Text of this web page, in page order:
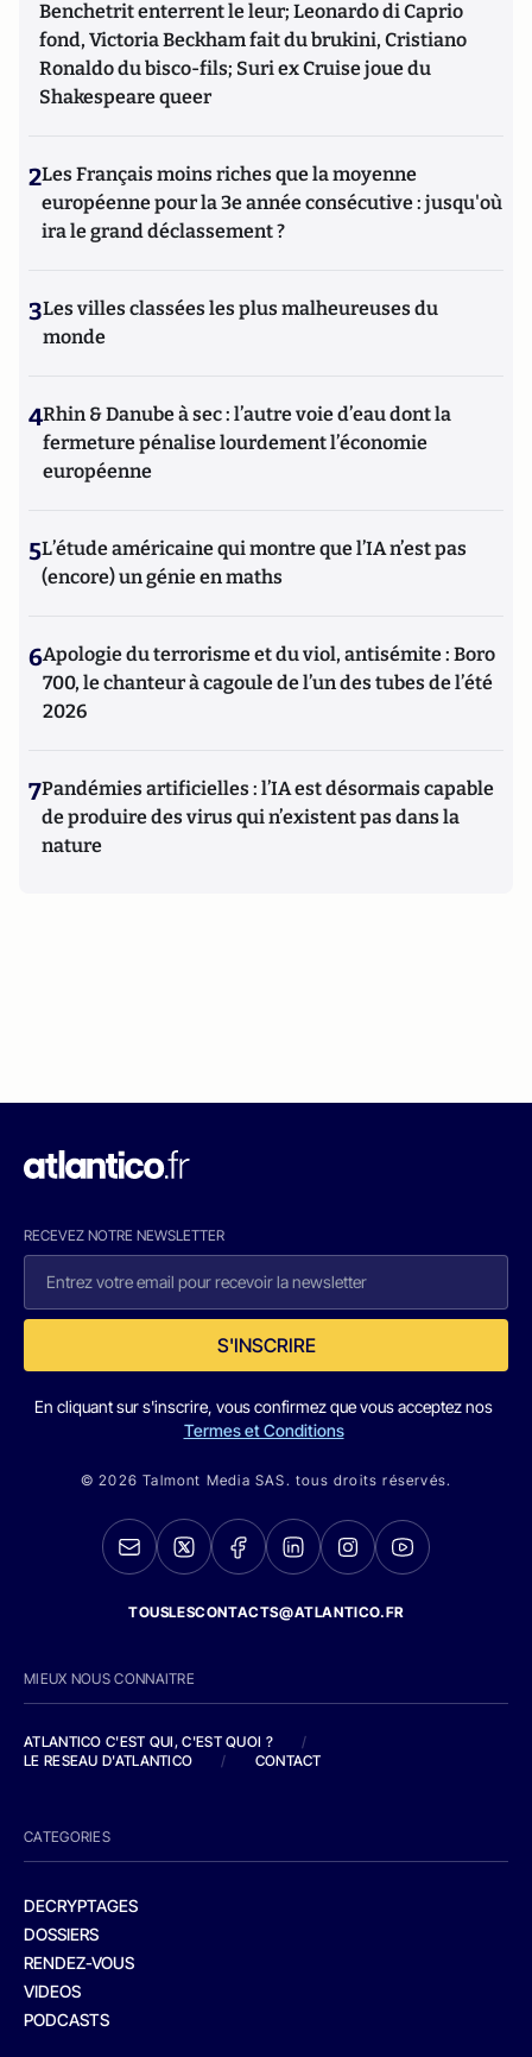
Benchetrit enterrent le leur; Leonardo di Caprio
fond, Victoria Beckham fait du brukini, Cristiano
Ronaldo du bisco-fils; Suri ex Cruise joue du
Shakespeare queer
2Les Français moins riches que la moyenne
européenne pour la 3e année consécutive : jusqu'où
ira le grand déclassement ?
3Les villes classées les plus malheureuses du
monde
4Rhin & Danube à sec : l’autre voie d’eau dont la
fermeture pénalise lourdement l’économie
européenne
5L’étude américaine qui montre que l’IA n’est pas
(encore) un génie en maths
6Apologie du terrorisme et du viol, antisémite : Boro
700, le chanteur à cagoule de l’un des tubes de l’été
2026
7Pandémies artificielles : l’IA est désormais capable
de produire des virus qui n’existent pas dans la
nature
RECEVEZ NOTRE NEWSLETTER
S'INSCRIRE
En cliquant sur s'inscrire, vous confirmez que vous acceptez nos
Termes et Conditions
© 2026 Talmont Media SAS. tous droits réservés.
TOUSLESCONTACTS@ATLANTICO.FR
MIEUX NOUS CONNAITRE
ATLANTICO C'EST QUI, C'EST QUOI ?
/
LE RESEAU D'ATLANTICO
/ CONTACT
CATEGORIES
DECRYPTAGES
DOSSIERS
RENDEZ-VOUS
VIDEOS
PODCASTS